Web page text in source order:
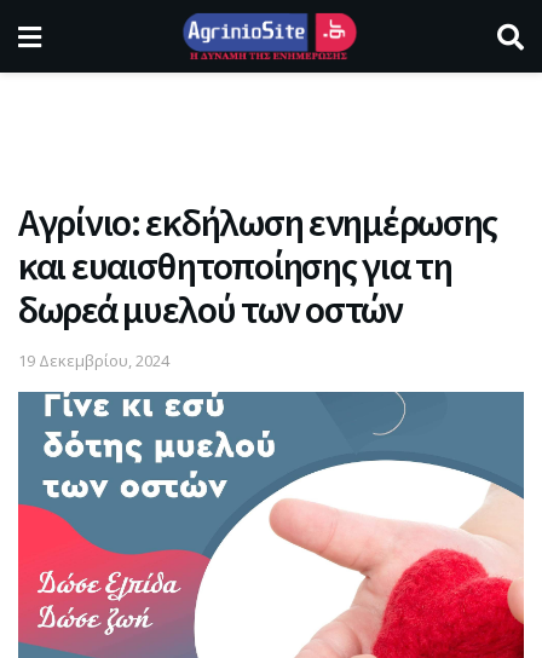
Αγρίνιο: εκδήλωση ενημέρωσης
και ευαισθητοποίησης για τη
δωρεά μυελού των οστών
19 Δεκεμβρίου, 2024